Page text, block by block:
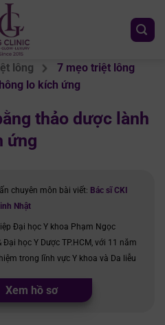
lông
7 mẹo triệt lông
lo kích ứng
thảo dược lành
ứng
chuyên môn bài viết: Bác sĩ CKI
Nhật
Đại học Y khoa Phạm Ngọc
Đại học Y Dược TP.HCM, với 11 năm
trong lĩnh vực Y khoa và Da liễu
Xem hồ sơ